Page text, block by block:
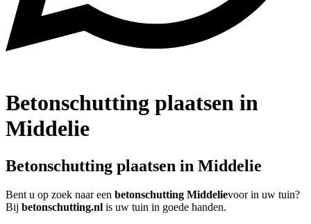
Betonschutting plaatsen in
Middelie
Betonschutting plaatsen in Middelie
Bent u op zoek naar een betonschutting Middelievoor in uw tuin?
Bij betonschutting.nl is uw tuin in goede handen.